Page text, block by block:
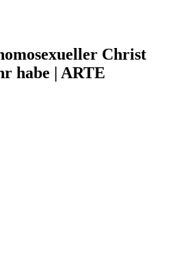
Christ
habe | ARTE